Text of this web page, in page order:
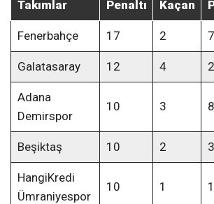
Takımlar Penaltı Kaçan
Fenerbahçe 17 2 7
Galatasaray 12 4 2
Adana
Demirspor
10 3 8
Beşiktaş 10 2 3
HangiKredi
Ümraniyespor
10 1